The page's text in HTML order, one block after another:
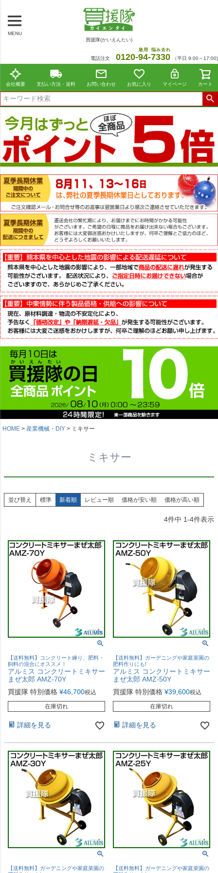
MENU
買援隊(かいえんたい)
電話注文 0120-94
急用
-7330
悩み去れ
（平日 9:00～17:00)
会社概要 支払い方法・送料 お問い合わせ お気に入り マイページ カート
HOME 産業機械・DIY ミキサー
ミキサー
並び替え 標準 新着順 レビュー順 価格が安い順 価格が高い順
4件中 1-4件表示
【送料無料】コンクリート練り、肥料・
飼料の混合にオススメ！
アルミス コンクリートミキサー
まぜ太郎 AMZ-70Y
買援隊 特別価格 ¥46,700税込
在庫切れ
詳細を見る
【送料無料】ガーデニングや家庭菜園の
肥料作りにも!
アルミス コンクリートミキサー
まぜ太郎 AMZ-50Y
買援隊 特別価格 ¥39,600税込
在庫切れ
詳細を見る
【送料無料】ガーデニングや家庭菜園の
【送料無料】ガーデニングや家庭菜園の